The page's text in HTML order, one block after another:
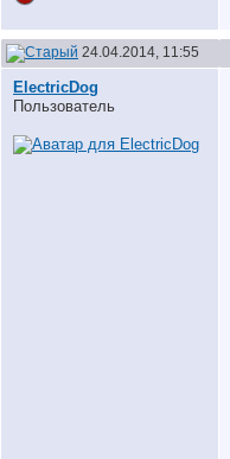
24.04.2014, 11:55
ElectricDog
Пользователь